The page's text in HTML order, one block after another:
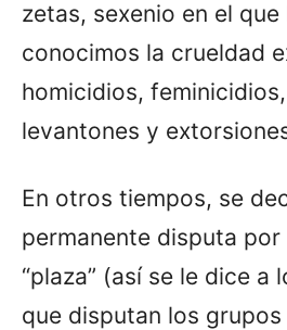
zetas, sexenio en el
conocimos la crueldad
homicidios,
levantones y
En otros tiempos, se
permanente disputa
“plaza” (así se le dice a
que disputan los